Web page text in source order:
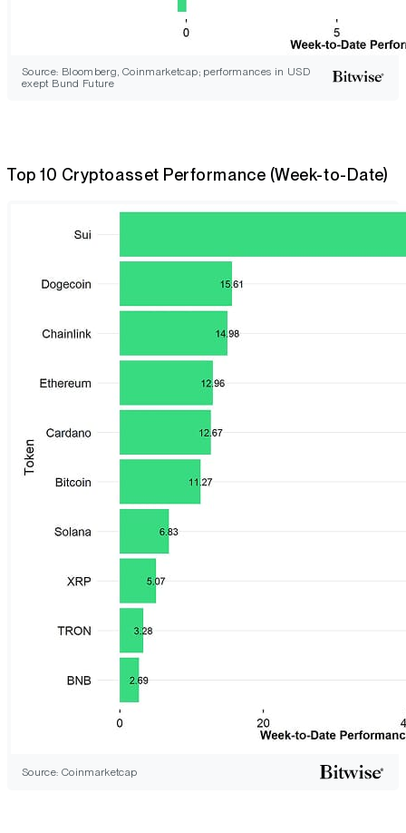
Source: Bloomberg, Coinmarketcap; performances in USD
exept Bund Future
Top 10 Cryptoasset Performance (Week-to-Date)
Source: Coinmarketcap